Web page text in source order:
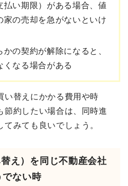
払い期限）がある場合、値
家の売却を急がないといけ
の契約が解除になると、
くなる場合がある
い替えにかかる費用や時
節約したい場合は、同時進
みても良いでしょう。
え）を同じ不動産会社
でない時